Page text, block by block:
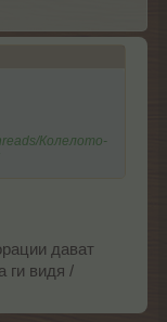
Колелото-
дават
ги видя /